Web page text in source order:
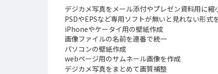
デジカメ写真をメール添付やプレゼン資料用に縮
PSDやEPSなど専用ソフトが無いと見れない形式
iPhoneやケータイ用の壁紙作成
画像ファイルの名前を連番で統一
パソコンの壁紙作成
webページ用のサムネール画像を作成
デジカメ写真をまとめて画質補整